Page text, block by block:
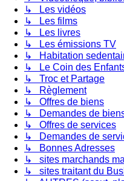
↳ Les vidéos
↳ Les films
↳ Les livres
↳ Les émissions TV
↳ Habitation
↳ Le Coin des
↳ Troc et Partage
↳ Règlement
↳ Offres de biens
↳ Demandes de
↳ Offres de services
↳ Demandes de
↳ Bonnes Adresses
↳ sites marchands
↳ sites traitant du